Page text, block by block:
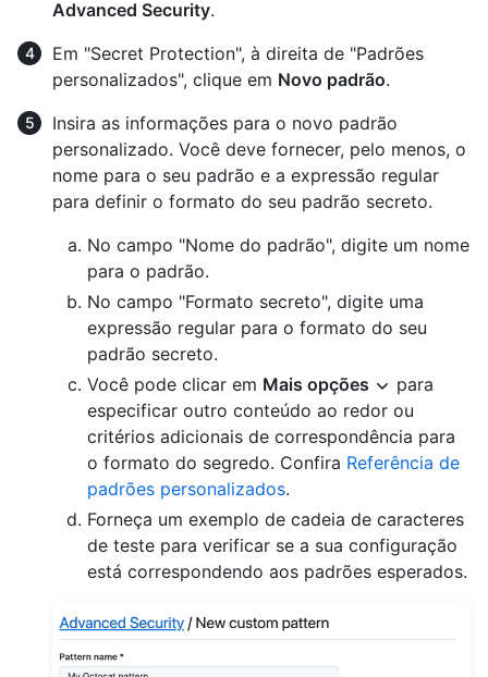
Advanced Security.
Em "Secret Protection", à direita de "Padrões
personalizados", clique em Novo padrão.
Insira as informações para o novo padrão
personalizado. Você deve fornecer, pelo menos, o
nome para o seu padrão e a expressão regular
para definir o formato do seu padrão secreto.
No campo "Nome do padrão", digite um nome
para o padrão.
No campo "Formato secreto", digite uma
expressão regular para o formato do seu
padrão secreto.
Você pode clicar em Mais opções
para
especificar outro conteúdo ao redor ou
critérios adicionais de correspondência para
o formato do segredo. Confira Referência de
padrões personalizados.
Forneça um exemplo de cadeia de caracteres
de teste para verificar se a sua configuração
está correspondendo aos padrões esperados.